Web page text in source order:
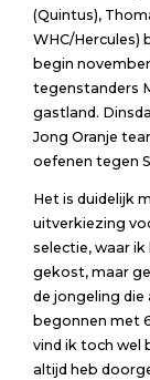
(Quintus),
WHC/Hercules)
begin
tegenstanders
gastland.
Jong Oranje
oefenen tegen
Het is duidelijk
uitverkiezing
selectie, waar
gekost, maar
de jongeling die
begonnen met
vind ik toch wel
altijd heb